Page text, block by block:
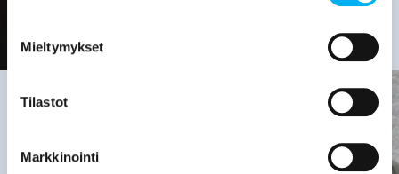
Mieltymykset
Tilastot
MarkkinointiViemäriremontin